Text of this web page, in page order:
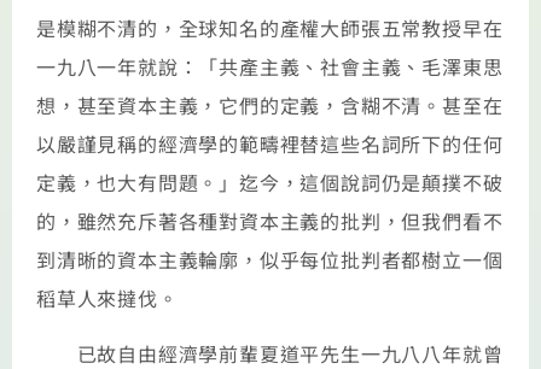
是模糊不清的，全球知名的產權大師張五常教授早在
一九八一年就說：「共產主義、社會主義、毛澤東思
想，甚至資本主義，它們的定義，含糊不清。甚至在
以嚴謹見稱的經濟學的範疇裡替這些名詞所下的任何
定義，也大有問題。」迄今，這個說詞仍是顛撲不破
的，雖然充斥著各種對資本主義的批判，但我們看不
到清晰的資本主義輪廓，似乎每位批判者都樹立一個
稻草人來撻伐。
已故自由經濟學前輩夏道平先生一九八八年就曾